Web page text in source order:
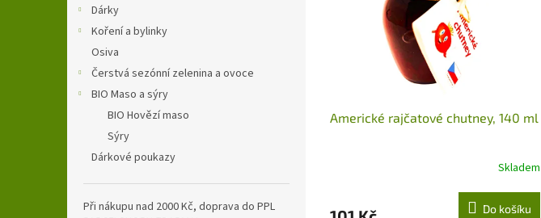
Dárky
Koření a bylinky
Osiva
Čerstvá sezónní zelenina a ovoce
BIO Maso a sýry
BIO Hovězí maso
Sýry
Dárkové poukazy
Při nákupu nad 2000 Kč, doprava do PPL
Americké rajčatové chutney, 140 ml
Skladem
Do košíku